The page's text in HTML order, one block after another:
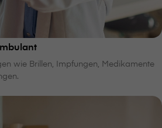
wie Brillen, Impfungen, Medikamente